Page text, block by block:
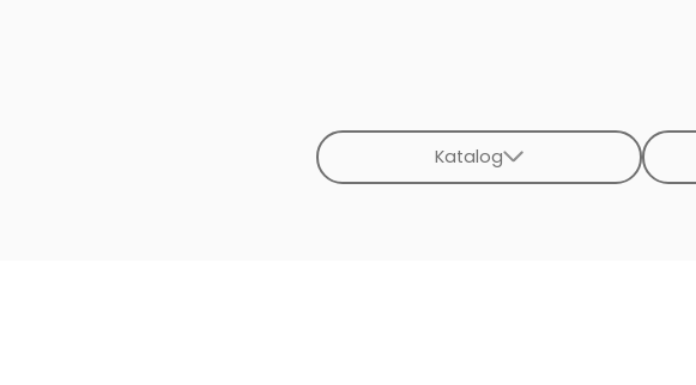
Katalog